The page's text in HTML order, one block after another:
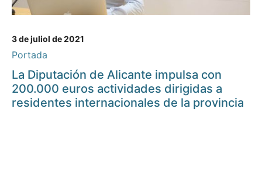
3 de juliol de 2021
Portada
La Diputación de Alicante impulsa con
200.000 euros actividades dirigidas a
residentes internacionales de la provincia